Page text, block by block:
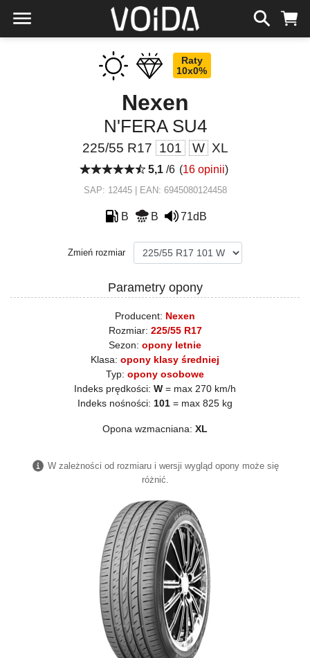
Raty
10x0%
Nexen
N'FERA SU4
225/55 R17 101 W XL
5,1/6 (16 opinii)
SAP: 12445 | EAN: 6945080124458
B B 71dB
Zmień rozmiar
Parametry opony
Producent: Nexen
Rozmiar: 225/55 R17
Sezon: opony letnie
Klasa: opony klasy średniej
Typ: opony osobowe
Indeks prędkości: W = max 270 km/h
Indeks nośności: 101 = max 825 kg
Opona wzmacniana: XL
W zależności od rozmiaru i wersji wygląd opony może się
różnić.